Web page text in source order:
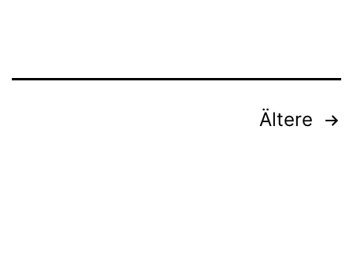
Seitennummerierung
Ältere